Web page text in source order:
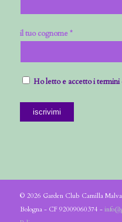
il tuo cognome *
Ho letto e accetto i termini
© 2026 Garden Club Camilla
Bologna - CF 92009060374 -